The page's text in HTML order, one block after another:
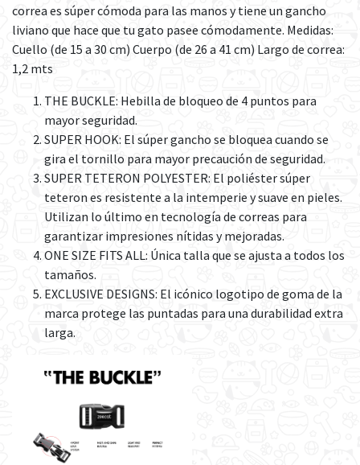
correa es súper cómoda para las manos y tiene un gancho
liviano que hace que tu gato pasee cómodamente. Medidas:
Cuello (de 15 a 30 cm) Cuerpo (de 26 a 41 cm) Largo de correa:
1,2 mts
THE BUCKLE: Hebilla de bloqueo de 4 puntos para
mayor seguridad.
SUPER HOOK: El súper gancho se bloquea cuando se
gira el tornillo para mayor precaución de seguridad.
SUPER TETERON POLYESTER: El poliéster súper
teteron es resistente a la intemperie y suave en pieles.
Utilizan lo último en tecnología de correas para
garantizar impresiones nítidas y mejoradas.
ONE SIZE FITS ALL: Única talla que se ajusta a todos los
tamaños.
EXCLUSIVE DESIGNS: El icónico logotipo de goma de la
marca protege las puntadas para una durabilidad extra
larga.